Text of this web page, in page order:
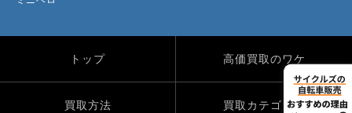
トップ 高価買取のワケ
買取方法 買取カテゴリー